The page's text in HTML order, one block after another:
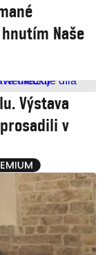
Naše
Výstava
v